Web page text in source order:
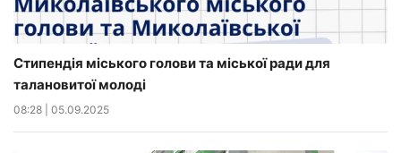
Стипендія міського голови та міської ради для
талановитої молоді
08:28 05.09.2025